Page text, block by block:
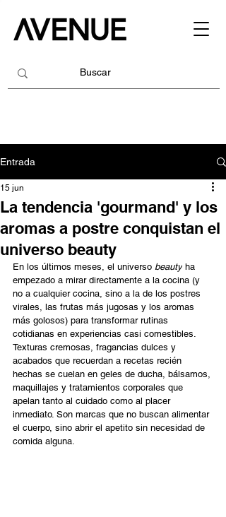
Entrada
La tendencia 'gourmand' y los
aromas a postre conquistan el
universo beauty
15 jun
En los últimos meses, el universo beauty ha
empezado a mirar directamente a la cocina (y
no a cualquier cocina, sino a la de los postres
virales, las frutas más jugosas y los aromas
más golosos) para transformar rutinas
cotidianas en experiencias casi comestibles.
Texturas cremosas, fragancias dulces y
acabados que recuerdan a recetas recién
hechas se cuelan en geles de ducha, bálsamos,
maquillajes y tratamientos corporales que
apelan tanto al cuidado como al placer
inmediato. Son marcas que no buscan alimentar
el cuerpo, sino abrir el apetito sin necesidad de
comida alguna.